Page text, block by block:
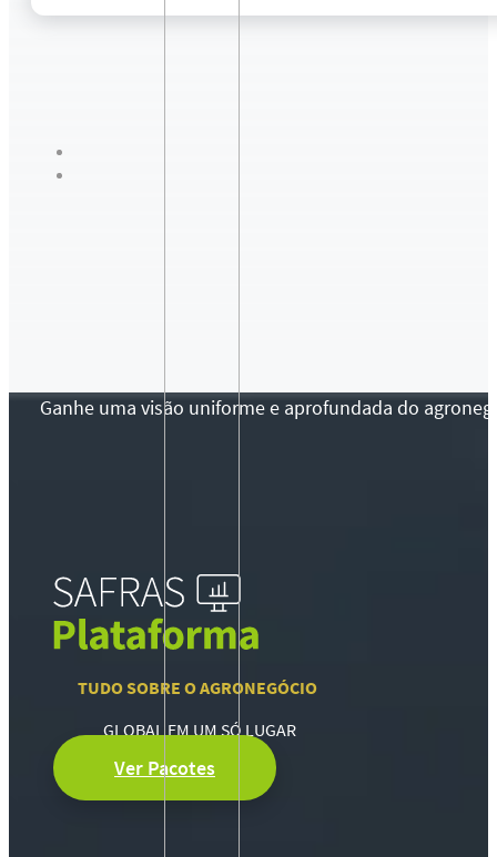
Ganhe uma visão uniforme e aprofundada do
TUDO SOBRE O AGRONEGÓCIO
GLOBAL EM UM SÓ LUGAR
Ver Pacotes